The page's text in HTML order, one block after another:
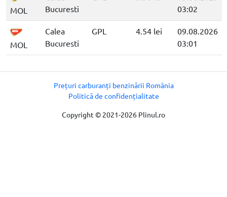
MOL
Bucuresti
03:02
MOL
Calea
Bucuresti
GPL 4.54 lei
09.08.2026
03:01
Copyright © 2021-2026 Plinul.ro
Prețuri carburanți benzinării România
Politică de confidențialitate